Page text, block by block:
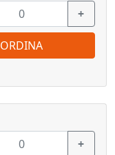
+
ORDINA
+